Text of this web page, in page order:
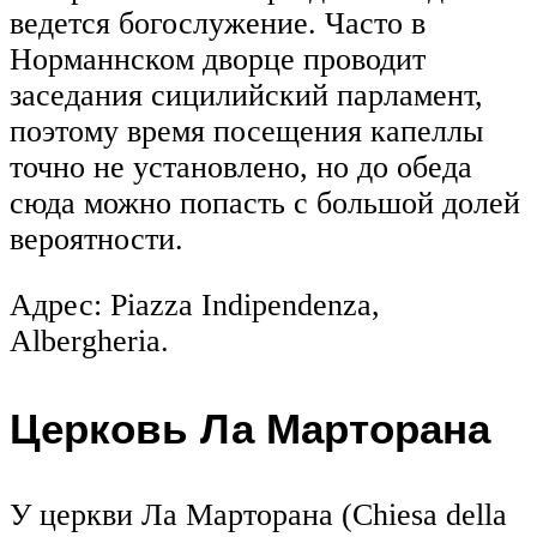
ведется богослужение. Часто в
Норманнском дворце проводит
заседания сицилийский парламент,
поэтому время посещения капеллы
точно не установлено, но до обеда
сюда можно попасть с большой долей
вероятности.
Адрес: Piazza Indipendenza,
Albergheria.
Церковь Ла Марторана
У церкви Ла Марторана (Chiesa della